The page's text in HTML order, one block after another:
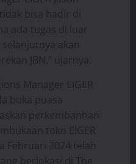
bisa hadir di
ada tugas di luar
selanjutnya akan
JBN,” ujarnya.
Manager EIGER
buka puasa
perkembanhan
toko EIGER
Februari 2024 telah
berlokasi di The